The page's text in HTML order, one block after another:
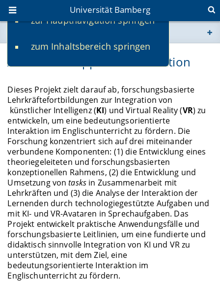
zur Hauptnavigation springen
zum Inhaltsbereich springen
Universität Bamberg
www.uni-bamberg.de
fis.uni-bamberg.de
AI- and VR-Supported Interaction
Dieses Projekt zielt darauf ab, forschungsbasierte
Lehrkräftefortbildungen zur Integration von
künstlicher Intelligenz (KI) und Virtual Reality (VR) zu
entwickeln, um eine bedeutungsorientierte
Interaktion im Englischunterricht zu fördern. Die
Forschung konzentriert sich auf drei miteinander
verbundene Komponenten: (1) die Entwicklung eines
theoriegeleiteten und forschungsbasierten
konzeptionellen Rahmens, (2) die Entwicklung und
Umsetzung vontasks in Zusammenarbeit mit
Lehrkräften und (3) die Analyse der Interaktion der
Lernenden durch technologiegestützte Aufgaben und
mit KI- und VR-Avataren in Sprechaufgaben. Das
Projekt entwickelt praktische Anwendungsfälle und
forschungsbasierte Leitlinien, um eine fundierte und
didaktisch sinnvolle Integration von KI und VR zu
unterstützen, mit dem Ziel, eine
bedeutungsorientierte Interaktion im
Englischunterricht zu fördern.